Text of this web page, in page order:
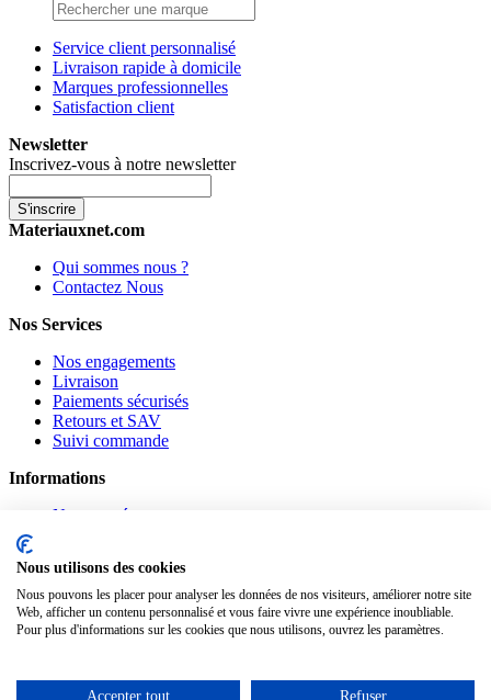
Service client personnalisé
Livraison rapide à domicile
Marques professionnelles
Satisfaction client
Newsletter
Inscrivez-vous à notre newsletter
S'inscrire
Materiauxnet.com
Qui sommes nous ?
Contactez Nous
Nos Services
Nos engagements
Livraison
Paiements sécurisés
Retours et SAV
Suivi commande
Informations
Nouveautés
Confidentialité
Mentions légales
Suivez-nous
Facebook
Nous utilisons des cookies
Nous pouvons les placer pour analyser les données de nos visiteurs, améliorer notre site
Web, afficher un contenu personnalisé et vous faire vivre une expérience inoubliable.
Pour plus d'informations sur les cookies que nous utilisons, ouvrez les paramètres.
Accepter tout Refuser